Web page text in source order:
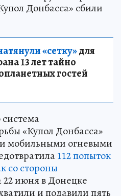
Донбасса» сбили
«сетку»для
13 лет тайно
гостей
«Купол Донбасса»
мобильными огневыми
112 попыток
со стороны
22 июня в Донецке
и подавили пять